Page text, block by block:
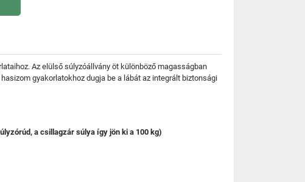
Az elülső súlyzóállvány öt különböző magasságban
gyakorlatokhoz dugja be a lábát az integrált biztonsági
a csillagzár súlya így jön ki a 100 kg)